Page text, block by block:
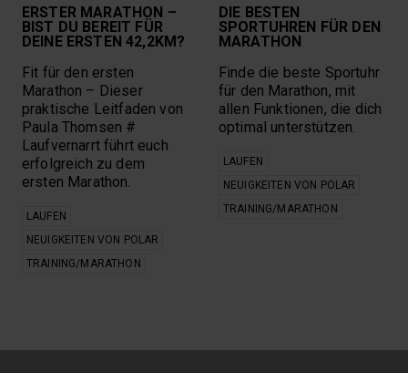
ERSTER MARATHON –
BIST DU BEREIT FÜR
DEINE ERSTEN 42,2KM?
Fit für den ersten
Marathon – Dieser
praktische Leitfaden von
Paula Thomsen #
Laufvernarrt führt euch
erfolgreich zu dem
ersten Marathon.
LAUFEN
NEUIGKEITEN VON POLAR
TRAINING/MARATHON
DIE BESTEN
SPORTUHREN FÜR DEN
MARATHON
Finde die beste Sportuhr
für den Marathon, mit
allen Funktionen, die dich
optimal unterstützen.
LAUFEN
NEUIGKEITEN VON POLAR
TRAINING/MARATHON